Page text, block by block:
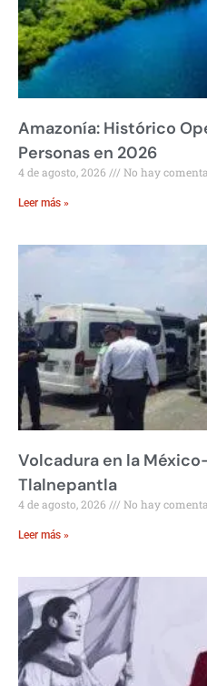
Amazonía: Histórico
Personas en 2026
4 de agosto, 2026 No hay
Leer más »
Volcadura en la
Tlalnepantla
4 de agosto, 2026 No hay
Leer más »